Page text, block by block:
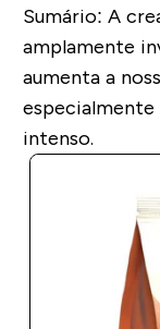
Sumário: A
amplamente
aumenta a
intenso.